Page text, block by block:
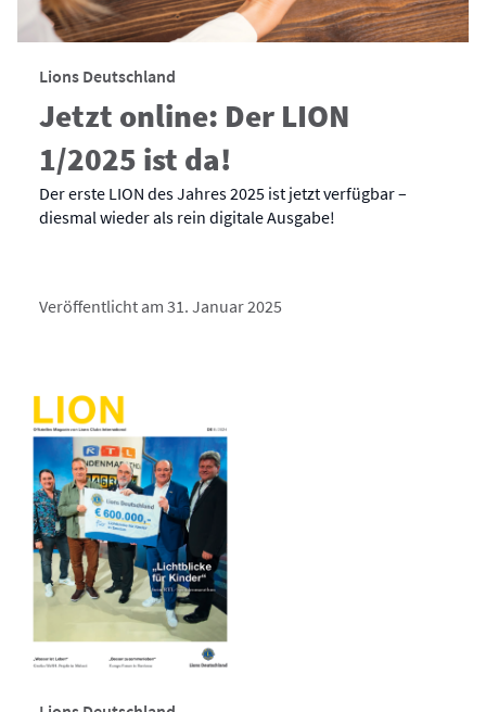
Lions Deutschland
Jetzt online: Der LION
1/2025 ist da!
Der erste LION des Jahres 2025 ist jetzt verfügbar –
diesmal wieder als rein digitale Ausgabe!
Veröffentlicht am 31. Januar 2025